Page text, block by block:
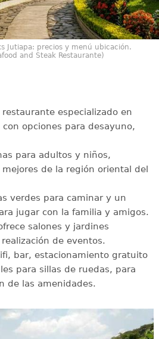
Jutiapa: precios y menú ubicación.
and Steak Restaurante)
especializado en
opciones para desayuno,
para adultos y niños,
de la región oriental del
verdes para caminar y un
jugar con la familia y amigos.
salones y jardines
de eventos.
bar, estacionamiento gratuito
para sillas de ruedas, para
de las amenidades.